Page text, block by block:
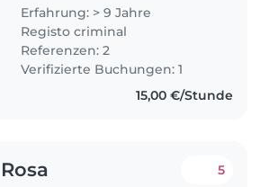
I'm based in Berlin. I have several
years of experience caring for
children in..
Erfahrung: > 9 Jahre
Registo criminal
Referenzen: 2
Verifizierte Buchungen: 1
15,00 €/Stunde
Rosa 5